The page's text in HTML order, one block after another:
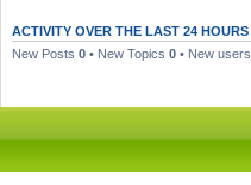
ACTIVITY OVER THE LAST 24 HOURS
New Posts 0 • New Topics 0 • New users
Начало форум